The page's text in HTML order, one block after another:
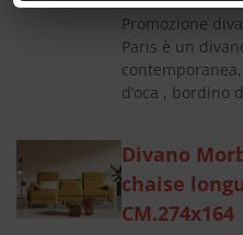
Promozione
Paris è un
d’oca , bordino
Divano
chaise
CM.274x164